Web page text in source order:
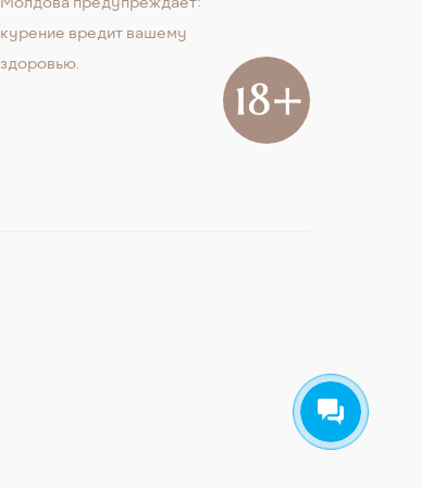
курение вредит вашему
здоровью.